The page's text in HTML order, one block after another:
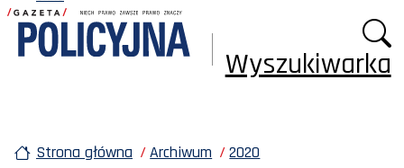
Wyszukiwarka
Strona główna Archiwum
2020